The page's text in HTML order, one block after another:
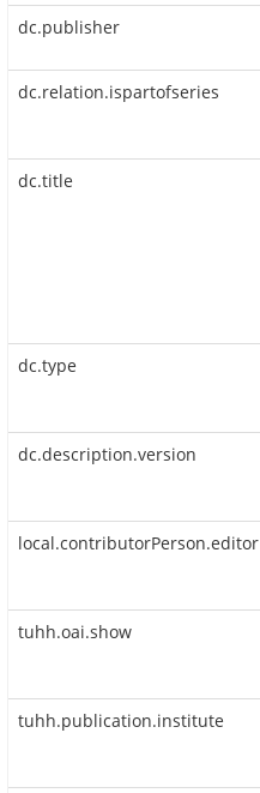
dc.publisher
dc.relation.ispartofseries
dc.title
dc.type
dc.description.version
local.contributorPerson.editor
tuhh.oai.show
tuhh.publication.institute